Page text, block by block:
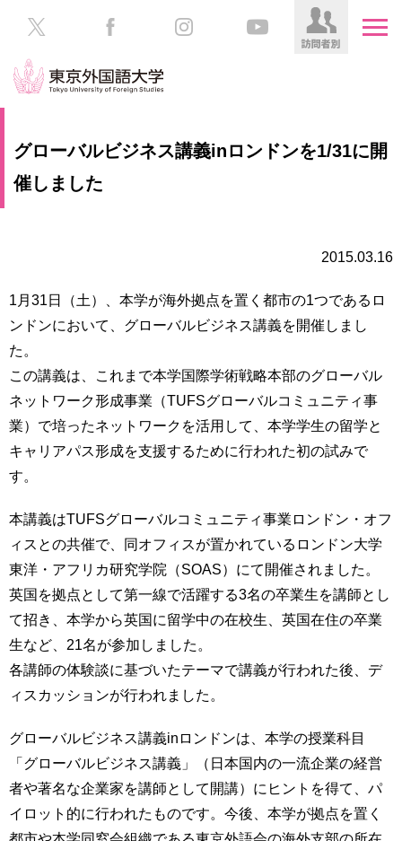
大
部・
院
／
育
研
究
社
連
携
入
試
情
報
附
す
る
験
生
の
生
方
保
者
の
方
業
生
の
方
般・
地
域
方
教
職
員
用
グローバルビジネス講義inロンドンを1/31に開
催しました
2015.03.16
1月31日（土）、本学が海外拠点を置く都市の1つであるロ
ンドンにおいて、グローバルビジネス講義を開催しまし
た。
この講義は、これまで本学国際学術戦略本部のグローバル
ネットワーク形成事業（TUFSグローバルコミュニティ事
業）で培ったネットワークを活用して、本学学生の留学と
キャリアパス形成を支援するために行われた初の試みで
す。
本講義はTUFSグローバルコミュニティ事業ロンドン・オフ
ィスとの共催で、同オフィスが置かれているロンドン大学
東洋・アフリカ研究学院（SOAS）にて開催されました。
英国を拠点として第一線で活躍する3名の卒業生を講師とし
て招き、本学から英国に留学中の在校生、英国在住の卒業
生など、21名が参加しました。
各講師の体験談に基づいたテーマで講義が行われた後、デ
ィスカッションが行われました。
グローバルビジネス講義inロンドンは、本学の授業科目
「グローバルビジネス講義」（日本国内の一流企業の経営
者や著名な企業家を講師として開講）にヒントを得て、パ
イロット的に行われたものです。今後、本学が拠点を置く